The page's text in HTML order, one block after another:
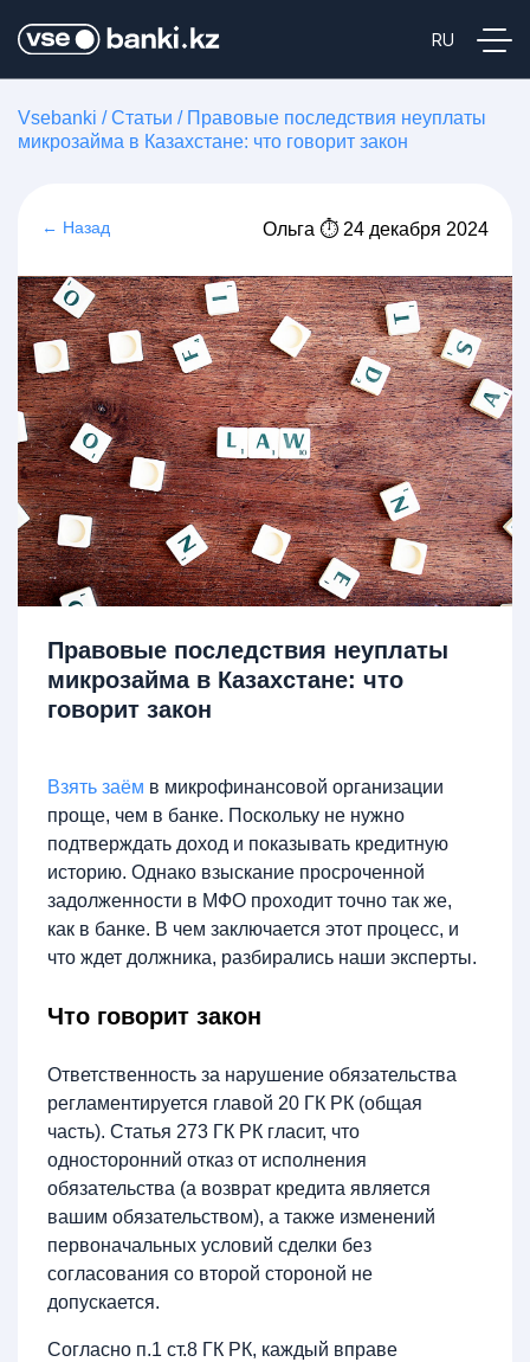
Vsebanki /Статьи / Правовые последствия неуплаты
микрозайма в Казахстане: что говорит закон
← Назад Ольга ⏱ 24 декабря 2024
Правовые последствия неуплаты
микрозайма в Казахстане: что
говорит закон
Взять заём в микрофинансовой организации
проще, чем в банке. Поскольку не нужно
подтверждать доход и показывать кредитную
историю. Однако взыскание просроченной
задолженности в МФО проходит точно так же,
как в банке. В чем заключается этот процесс, и
что ждет должника, разбирались наши эксперты.
Что говорит закон
Ответственность за нарушение обязательства
регламентируется главой 20 ГК РК (общая
часть). Статья 273 ГК РК гласит, что
односторонний отказ от исполнения
обязательства (а возврат кредита является
вашим обязательством), а также изменений
первоначальных условий сделки без
согласования со второй стороной не
допускается.
Согласно п.1 ст.8 ГК РК, каждый вправе